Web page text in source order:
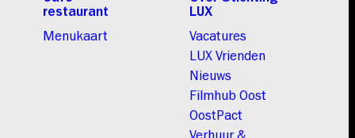
restaurant
Menukaart
LUX
Vacatures
LUX Vrienden
Nieuws
Filmhub Oost
OostPact
Verhuur &